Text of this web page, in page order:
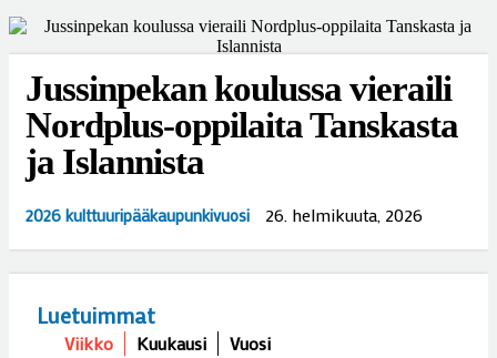
Jussinpekan koulussa vieraili
Nordplus-oppilaita Tanskasta
ja Islannista
2026 kulttuuripääkaupunkivuosi 26. helmikuuta, 2026
Luetuimmat
Viikko Kuukausi Vuosi